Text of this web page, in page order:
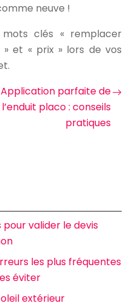
neuve !
mots clés « remplacer
et « prix » lors de vos
Application parfaite de
l’enduit placo : conseils
pratiques
valider le devis
les plus fréquentes
éviter
extérieur